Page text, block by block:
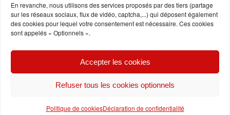
En revanche, nous utilisons des services proposés par des tiers (partage
sur les réseaux sociaux, flux de vidéo, captcha,...) qui déposent également
des cookies pour lequel votre consentement est nécessaire. Ces cookies
sont appelés « Optionnels ».
Accepter les cookies
Refuser tous les cookies optionnels
Politique de cookiesDéclaration de confidentialité